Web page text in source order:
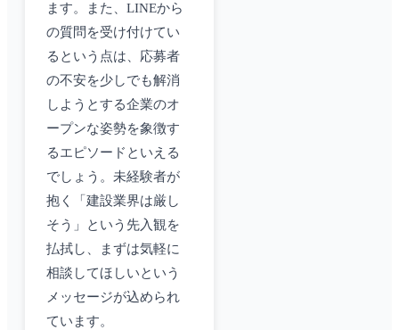
ます。また、LINEから
の質問を受け付けてい
るという点は、応募者
の不安を少しでも解消
しようとする企業のオ
ープンな姿勢を象徴す
るエピソードといえる
でしょう。未経験者が
抱く「建設業界は厳し
そう」という先入観を
払拭し、まずは気軽に
相談してほしいという
メッセージが込められ
ています。